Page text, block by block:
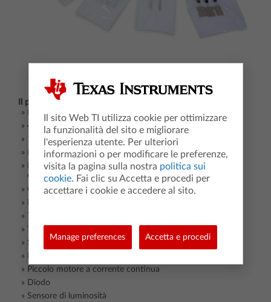
Il pacchetto TI-Innovator™ Breadboard contiene:
Breadboard
40 cavi jumper breadboard maschio-maschio
10 cavi jumper breadboard maschio-femmina
LED assortiti (5 verdi, 10 rossi, 2 RGB)
Resistori assortiti (10 per tipo da 100 Ohm, 1K Ohm, 10K
Ohm, 100K Ohm, 10M Ohm)
Condensatori assortiti (1 per tipo da 100 µF, 10 µF, 1 µF)
Sensore di temperatura analogico
Piccolo motore a corrente continua
Diodo
Sensore di luminosità
Il sito Web TI utilizza cookie per ottimizzare
la funzionalità del sito e migliorare
l'esperienza utente. Per ulteriori
informazioni o per modificare le preferenze,
visita la pagina sulla nostra politica sui
cookie. Fai clic su Accetta e procedi per
accettare i cookie e accedere al sito.
Manage preferences Accetta e procedi